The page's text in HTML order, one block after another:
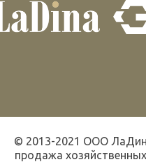
© 2013-2021 ООО
продажа